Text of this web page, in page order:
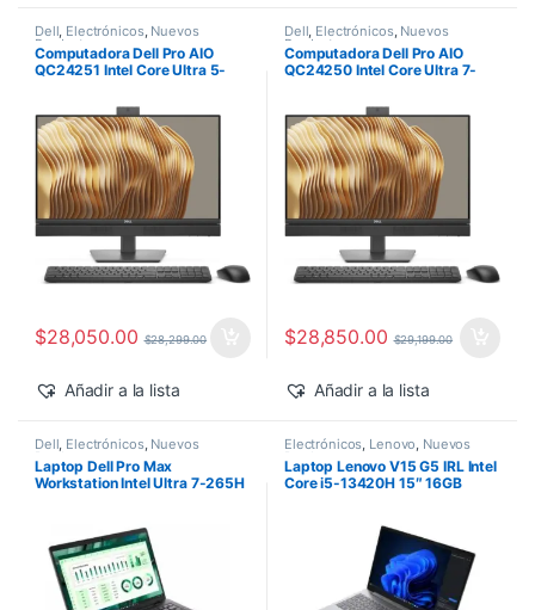
Dell, Electrónicos, Nuevos
Productos
Computadora Dell Pro AIO
QC24251 Intel Core Ultra 5-
Windows 11 Pro
$28,050.00 $28,299.00
Añadir a la lista
Dell, Electrónicos, Nuevos
Productos
Computadora Dell Pro AIO
QC24250 Intel Core Ultra 7-
Windows 11 Pro
$28,850.00 $29,199.00
Añadir a la lista
Dell, Electrónicos, Nuevos
Productos
Laptop Dell Pro Max
Workstation Intel Ultra 7-265H
Electrónicos, Lenovo, Nuevos
Productos
Laptop Lenovo V15 G5 IRL Intel
Core i5-13420H 15″ 16GB